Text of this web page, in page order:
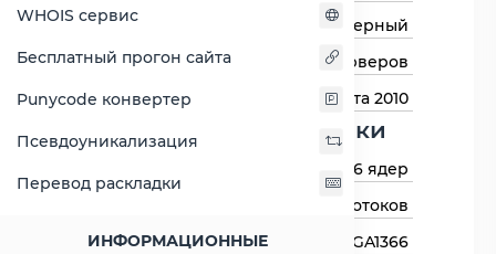
WHOIS сервис
Бесплатный прогон сайта
Punycode конвертер
Псевдоуникализация
Перевод раскладки
ИНФОРМАЦИОННЫЕ
Тип процессора
Серверный
Назначение
Для серверов
Дата выхода
16 марта 2010
Основные харктеристики
6 ядер
12 потоков
Сокет (разъём)
LGA1366